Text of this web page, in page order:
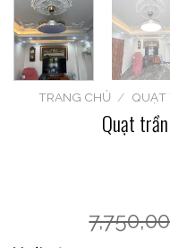
TRANG CHỦ / QUẠT
Quạt